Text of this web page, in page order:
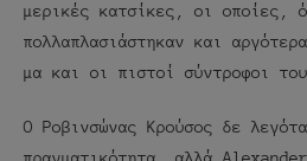
μερικές κατσίκες, οι οποίες,
πολλαπλασιάστηκαν και
μα και οι πιστοί σύντροφοι
Ο Ροβινσώνας Κρούσος δε